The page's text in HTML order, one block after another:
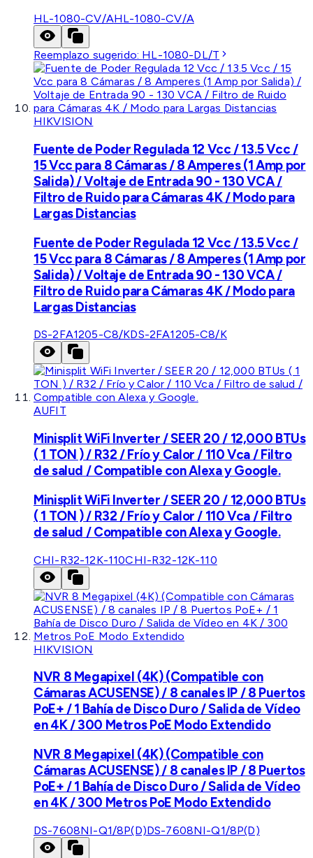
HL-1080-CV/AHL-1080-CV/A
Reemplazo sugerido: HL-1080-DL/T
HIKVISION
Fuente de Poder Regulada 12 Vcc / 13.5 Vcc /
15 Vcc para 8 Cámaras / 8 Amperes (1 Amp por
Salida) / Voltaje de Entrada 90 - 130 VCA /
Filtro de Ruido para Cámaras 4K / Modo para
Largas Distancias
Fuente de Poder Regulada 12 Vcc / 13.5 Vcc /
15 Vcc para 8 Cámaras / 8 Amperes (1 Amp por
Salida) / Voltaje de Entrada 90 - 130 VCA /
Filtro de Ruido para Cámaras 4K / Modo para
Largas Distancias
DS-2FA1205-C8/KDS-2FA1205-C8/K
AUFIT
Minisplit WiFi Inverter / SEER 20 / 12,000 BTUs
( 1 TON ) / R32 / Frío y Calor / 110 Vca / Filtro
de salud / Compatible con Alexa y Google.
Minisplit WiFi Inverter / SEER 20 / 12,000 BTUs
( 1 TON ) / R32 / Frío y Calor / 110 Vca / Filtro
de salud / Compatible con Alexa y Google.
CHI-R32-12K-110CHI-R32-12K-110
HIKVISION
NVR 8 Megapixel (4K) (Compatible con
Cámaras ACUSENSE) / 8 canales IP / 8 Puertos
PoE+ / 1 Bahía de Disco Duro / Salida de Vídeo
en 4K / 300 Metros PoE Modo Extendido
NVR 8 Megapixel (4K) (Compatible con
Cámaras ACUSENSE) / 8 canales IP / 8 Puertos
PoE+ / 1 Bahía de Disco Duro / Salida de Vídeo
en 4K / 300 Metros PoE Modo Extendido
DS-7608NI-Q1/8P(D)DS-7608NI-Q1/8P(D)